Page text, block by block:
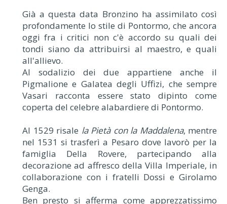
Già a questa data Bronzino ha assimilato così
profondamente lo stile di Pontormo, che ancora
oggi fra i critici non c'è accordo su quali dei
tondi siano da attribuirsi al maestro, e quali
all'allievo.
Al sodalizio dei due appartiene anche il
Pigmalione e Galatea degli Uffizi, che sempre
Vasari racconta essere stato dipinto come
coperta del celebre alabardiere di Pontormo.
Al 1529 risale la Pietà con la Maddalena, mentre
nel 1531 si trasferì a Pesaro dove lavorò per la
famiglia Della Rovere, partecipando alla
decorazione ad affresco della Villa Imperiale, in
collaborazione con i fratelli Dossi e Girolamo
Genga.
Ben presto si afferma come apprezzatissimo